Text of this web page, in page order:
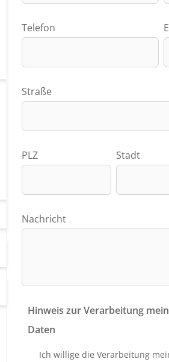
Telefon
Straße
PLZ Stadt
Nachricht
Hinweis zur Verarbeitung
Daten
Ich willige die Verarbeitung